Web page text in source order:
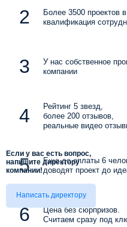
Более 3500 проектов
квалификация
У нас собственное
компании
Рейтинг 5 звезд,
более 200 отзывов,
реальные видео
Еще до оплаты 6
доводят проект до
Цена без сюрпризов.
Считаем сразу под
Если у вас есть вопрос,
напишите директору
компании!
Написать директору